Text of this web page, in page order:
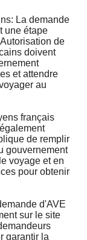
La demande
une étape
de
doivent
et attendre
au
français
de remplir
gouvernement
voyage et en
pour obtenir
d'AVE
sur le site
garantir la